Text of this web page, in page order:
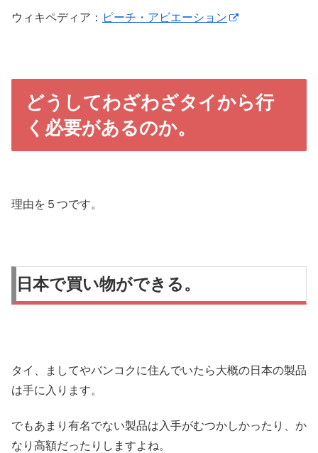
ウィキペディア： ピーチ・アビエーション
どうしてわざわざタイから行
く必要があるのか。
理由を５つです。
日本で買い物ができる。
タイ、ましてやバンコクに住んでいたら大概の日本の製品
は手に入ります。
でもあまり有名でない製品は入手がむつかしかったり、か
なり高額だったりしますよね。